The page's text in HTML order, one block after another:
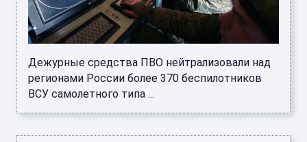
Дежурные средства ПВО нейтрализовали над
регионами России более 370 беспилотников
ВСУ самолетного типа ...